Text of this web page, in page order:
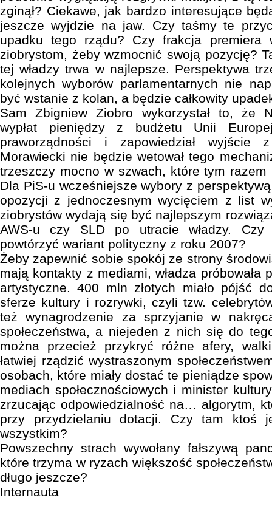
zginął? Ciekawe, jak bardzo interesujące
jeszcze wyjdzie na jaw. Czy taśmy te
upadku tego rządu? Czy frakcja premiera
ziobrystom, żeby wzmocnić swoją pozycję?
tej władzy trwa w najlepsze. Perspektywa
kolejnych wyborów parlamentarnych nie
być wstanie z kolan, a będzie całkowity
Sam Zbigniew Ziobro wykorzystał to, że
wypłat pieniędzy z budżetu Unii
praworządności i zapowiedział wyjście
Morawiecki nie będzie wetował tego
trzeszczy mocno w szwach, które tym
Dla PiS-u wcześniejsze wybory z
opozycji z jednoczesnym wycięciem z list
ziobrystów wydają się być najlepszym
AWS-u czy SLD po utracie władzy. Czy
powtórzyć wariant polityczny z roku 2007?
Żeby zapewnić sobie spokój ze strony
mają kontakty z mediami, władza próbowała
artystyczne. 400 mln złotych miało pójść
sferze kultury i rozrywki, czyli tzw.
też wynagrodzenie za sprzyjanie w
społeczeństwa, a niejeden z nich się do
można przecież przykryć różne afery,
łatwiej rządzić wystraszonym
osobach, które miały dostać te pieniądze
mediach społecznościowych i minister
zrzucając odpowiedzialność na… algorytm,
przy przydzielaniu dotacji. Czy tam ktoś
wszystkim?
Powszechny strach wywołany fałszywą
które trzyma w ryzach większość
długo jeszcze?
Internauta